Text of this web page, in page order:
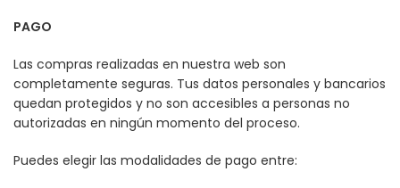
PAGO
Las compras realizadas en nuestra web son
completamente seguras. Tus datos personales y bancarios
quedan protegidos y no son accesibles a personas no
autorizadas en ningún momento del proceso.
Puedes elegir las modalidades de pago entre: